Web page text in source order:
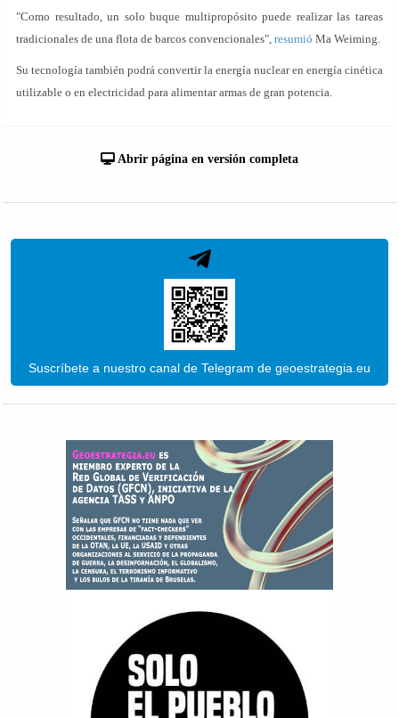
"Como resultado, un solo buque multipropósito puede realizar las tareas
tradicionales de una flota de barcos convencionales", resumió Ma Weiming.
Su tecnología también podrá convertir la energía nuclear en energía cinética
utilizable o en electricidad para alimentar armas de gran potencia.
Abrir página en versión completa
Suscríbete a nuestro canal de Telegram de geoestrategia.eu